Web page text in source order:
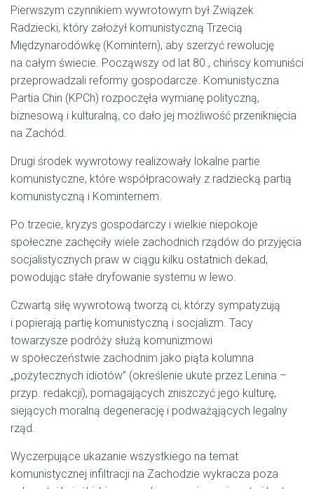
Pierwszym czynnikiem wywrotowym był Związek
Radziecki, który założył komunistyczną Trzecią
Międzynarodówkę (Komintern), aby szerzyć rewolucję
na całym świecie. Począwszy od lat 80., chińscy komuniści
przeprowadzali reformy gospodarcze. Komunistyczna
Partia Chin (KPCh) rozpoczęła wymianę polityczną,
biznesową i kulturalną, co dało jej możliwość przeniknięcia
na Zachód.
Drugi środek wywrotowy realizowały lokalne partie
komunistyczne, które współpracowały z radziecką partią
komunistyczną i Kominternem.
Po trzecie, kryzys gospodarczy i wielkie niepokoje
społeczne zachęciły wiele zachodnich rządów do przyjęcia
socjalistycznych praw w ciągu kilku ostatnich dekad,
powodując stałe dryfowanie systemu w lewo.
Czwartą siłę wywrotową tworzą ci, którzy sympatyzują
i popierają partię komunistyczną i socjalizm. Tacy
towarzysze podróży służą komunizmowi
w społeczeństwie zachodnim jako piąta kolumna
„pożytecznych idiotów” (określenie ukute przez Lenina –
przyp. redakcji), pomagających zniszczyć jego kulturę,
siejących moralną degenerację i podważąjących legalny
rząd.
Wyczerpujące ukazanie wszystkiego na temat
komunistycznej infiltracji na Zachodzie wykracza poza